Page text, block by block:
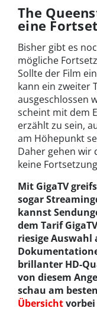
The
eine
Bisher gibt es
mögliche
Sollte der Film
kann ein zweiter
ausgeschlossen
scheint mit dem
erzählt zu sein,
am Höhepunkt
Daher gehen wir
keine
Mit GigaTV
sogar
kannst
dem Tarif
riesige Auswahl
brillanter HD-
von diesem
schau am
Übersicht